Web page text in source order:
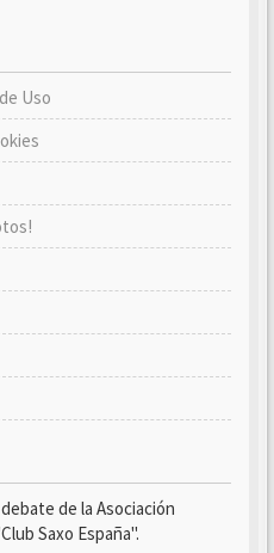
Uso
de la Asociación
Saxo España".